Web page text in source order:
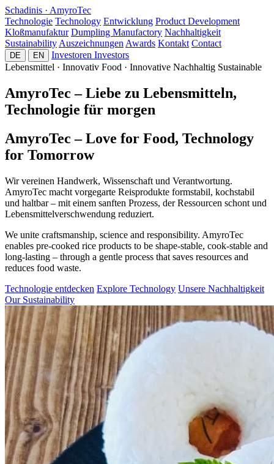
Schadinis · AmyroTec
Technologie Technology Entwicklung Product Development
Kloßmanufaktur Dumpling Manufactory Nachhaltigkeit
Sustainability Auszeichnungen Awards Kontakt Contact
DE EN Investoren Investors
Lebensmittel · Innovativ Food · Innovative Nachhaltig Sustainable
AmyroTec – Liebe zu Lebensmitteln,
Technologie für morgen
AmyroTec – Love for Food, Technology
for Tomorrow
Wir vereinen Handwerk, Wissenschaft und Verantwortung.
AmyroTec macht vorgegarte Reisprodukte formstabil, kochstabil
und haltbar – mit einem sanften Prozess, der Ressourcen schont und
Lebensmittelverschwendung reduziert.
We unite craftsmanship, science and responsibility. AmyroTec
enables pre-cooked rice products to be shape-stable, cook-stable and
long-lasting – through a gentle process that saves resources and
reduces food waste.
Technologie entdecken Explore Technology Unsere Nachhaltigkeit
Our Sustainability